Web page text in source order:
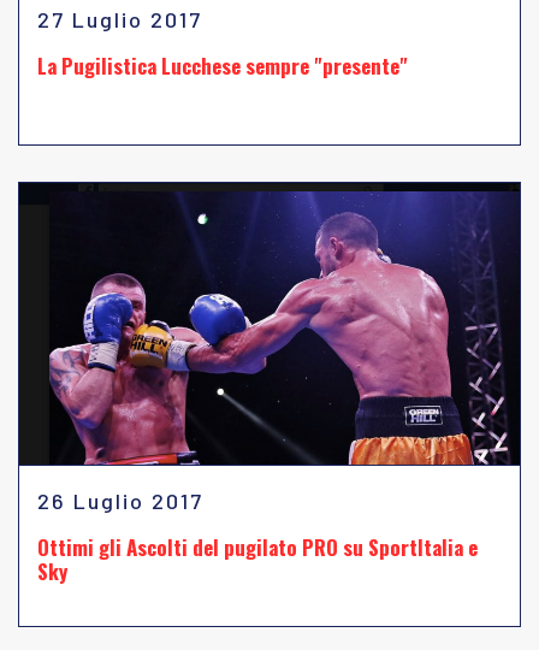
27 Luglio 2017
La Pugilistica Lucchese sempre "presente"
26 Luglio 2017
Ottimi gli Ascolti del pugilato PRO su SportItalia e
Sky